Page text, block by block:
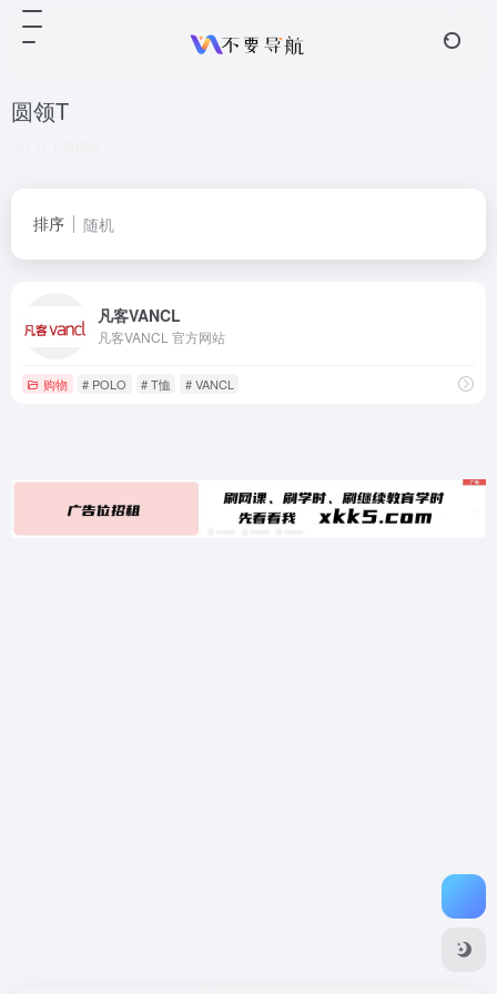
圆领T
排序 随机
凡客VANCL
凡客VANCL 官方网站
购物 # POLO # T恤 # VANCL